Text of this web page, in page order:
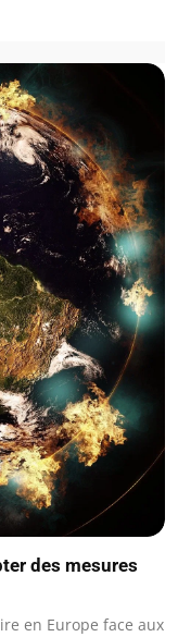
des mesures
en Europe face aux